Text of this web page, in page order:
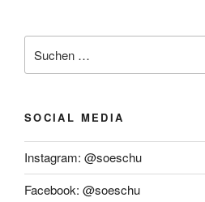
nach:
SOCIAL MEDIA
Instagram: @soeschu
Facebook: @soeschu